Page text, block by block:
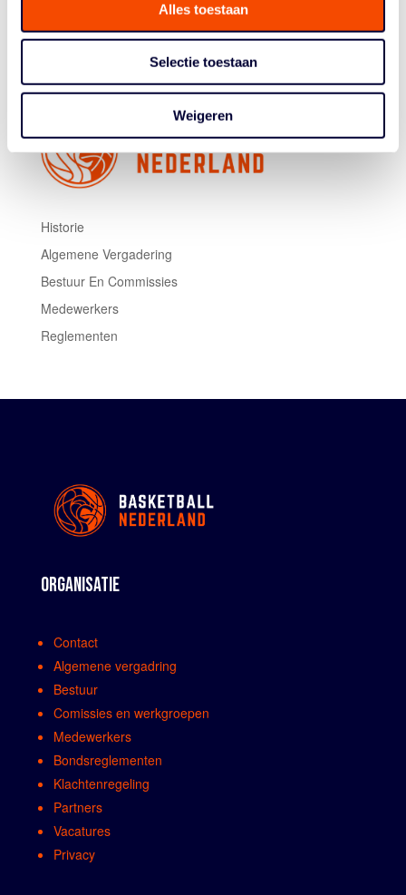
Alles toestaan
Selectie toestaan
Weigeren
Volgende wedstrijd:Nederland – Montenegro
(zaterdag 24 augustus, 13.45 uur)
Historie
Algemene Vergadering
Bestuur En Commissies
Medewerkers
Reglementen
ORGANISATIE
Contact
Algemene vergadring
Bestuur
Comissies en werkgroepen
Medewerkers
Bondsreglementen
Klachtenregeling
Partners
Vacatures
Privacy